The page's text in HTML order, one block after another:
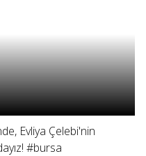
Evliya Çelebi'nin
#bursa